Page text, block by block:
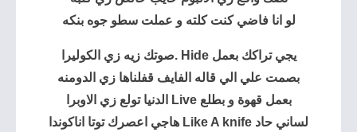
لو انا فاضي كنت كلته و عملت سطو جوه بنكه
يجي تراكك بعمل Hide .صوتك زيه زي الكوليرا
بصمت علي الي قاله الفايف قفلناها زي الدومنه
بعمل قهوة و بطلع Live الدنيا تولع زي الاوبرا
لساني حاد Like A knife هاجي اعصرك توتا اناكوندا